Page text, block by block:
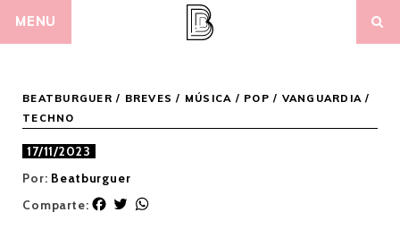
MENU
BEATBURGUER / BREVES / MÚSICA / POP / VANGUARDIA /
TECHNO
17/11/2023
Por: Beatburguer
Comparte:
F
T